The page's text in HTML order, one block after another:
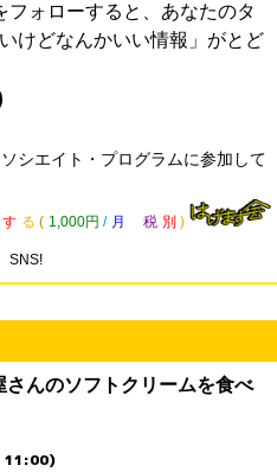
フォローすると、あなたのタ
けどなんかいい情報」がとど
シエイト・プログラムに参加して
す る ( 1,000円 / 月 税 別 )
SNS!
さんのソフトクリームを食べ
11:00)